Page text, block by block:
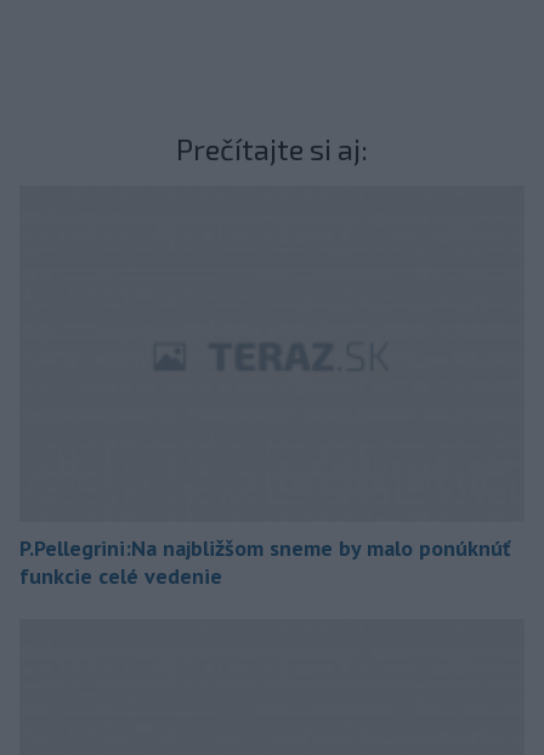
Prečítajte si aj:
P.Pellegrini:Na najbližšom sneme by malo ponúknúť
funkcie celé vedenie